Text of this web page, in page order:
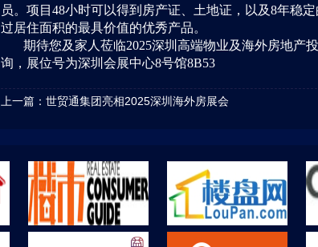
员。项目 48小时可以得到房产证、土地证，以及8年稳定
过居住面积的最具价值的优秀产品。
期待您及家人莅临2025深圳高端物业及海外房地产
询，展位号为深圳会展中心8号馆8B53
上一篇： 世贸通集团亮相2025深圳海外房展会